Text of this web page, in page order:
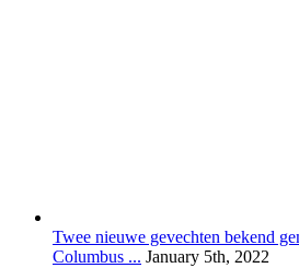
Twee nieuwe gevechten bekend
Columbus ... January 5th, 2022